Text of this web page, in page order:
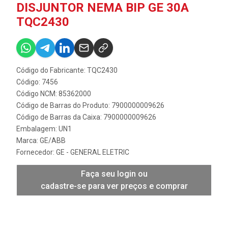
DISJUNTOR NEMA BIP GE 30A
TQC2430
Código do Fabricante: TQC2430
Código: 7456
Código NCM: 85362000
Código de Barras do Produto: 7900000009626
Código de Barras da Caixa: 7900000009626
Embalagem: UN1
Marca: GE/ABB
Fornecedor: GE - GENERAL ELETRIC
Faça seu login ou
cadastre-se para ver preços e comprar